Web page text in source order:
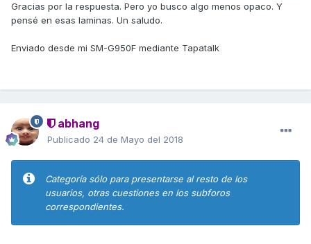
Gracias por la respuesta. Pero yo busco algo menos opaco. Y
pensé en esas laminas. Un saludo.
Enviado desde mi SM-G950F mediante Tapatalk
abhang
Publicado 24 de Mayo del 2018
Categoría sólo para presentarse al resto de los
usuarios, otras cuestiones en los subforos
correspondientes.